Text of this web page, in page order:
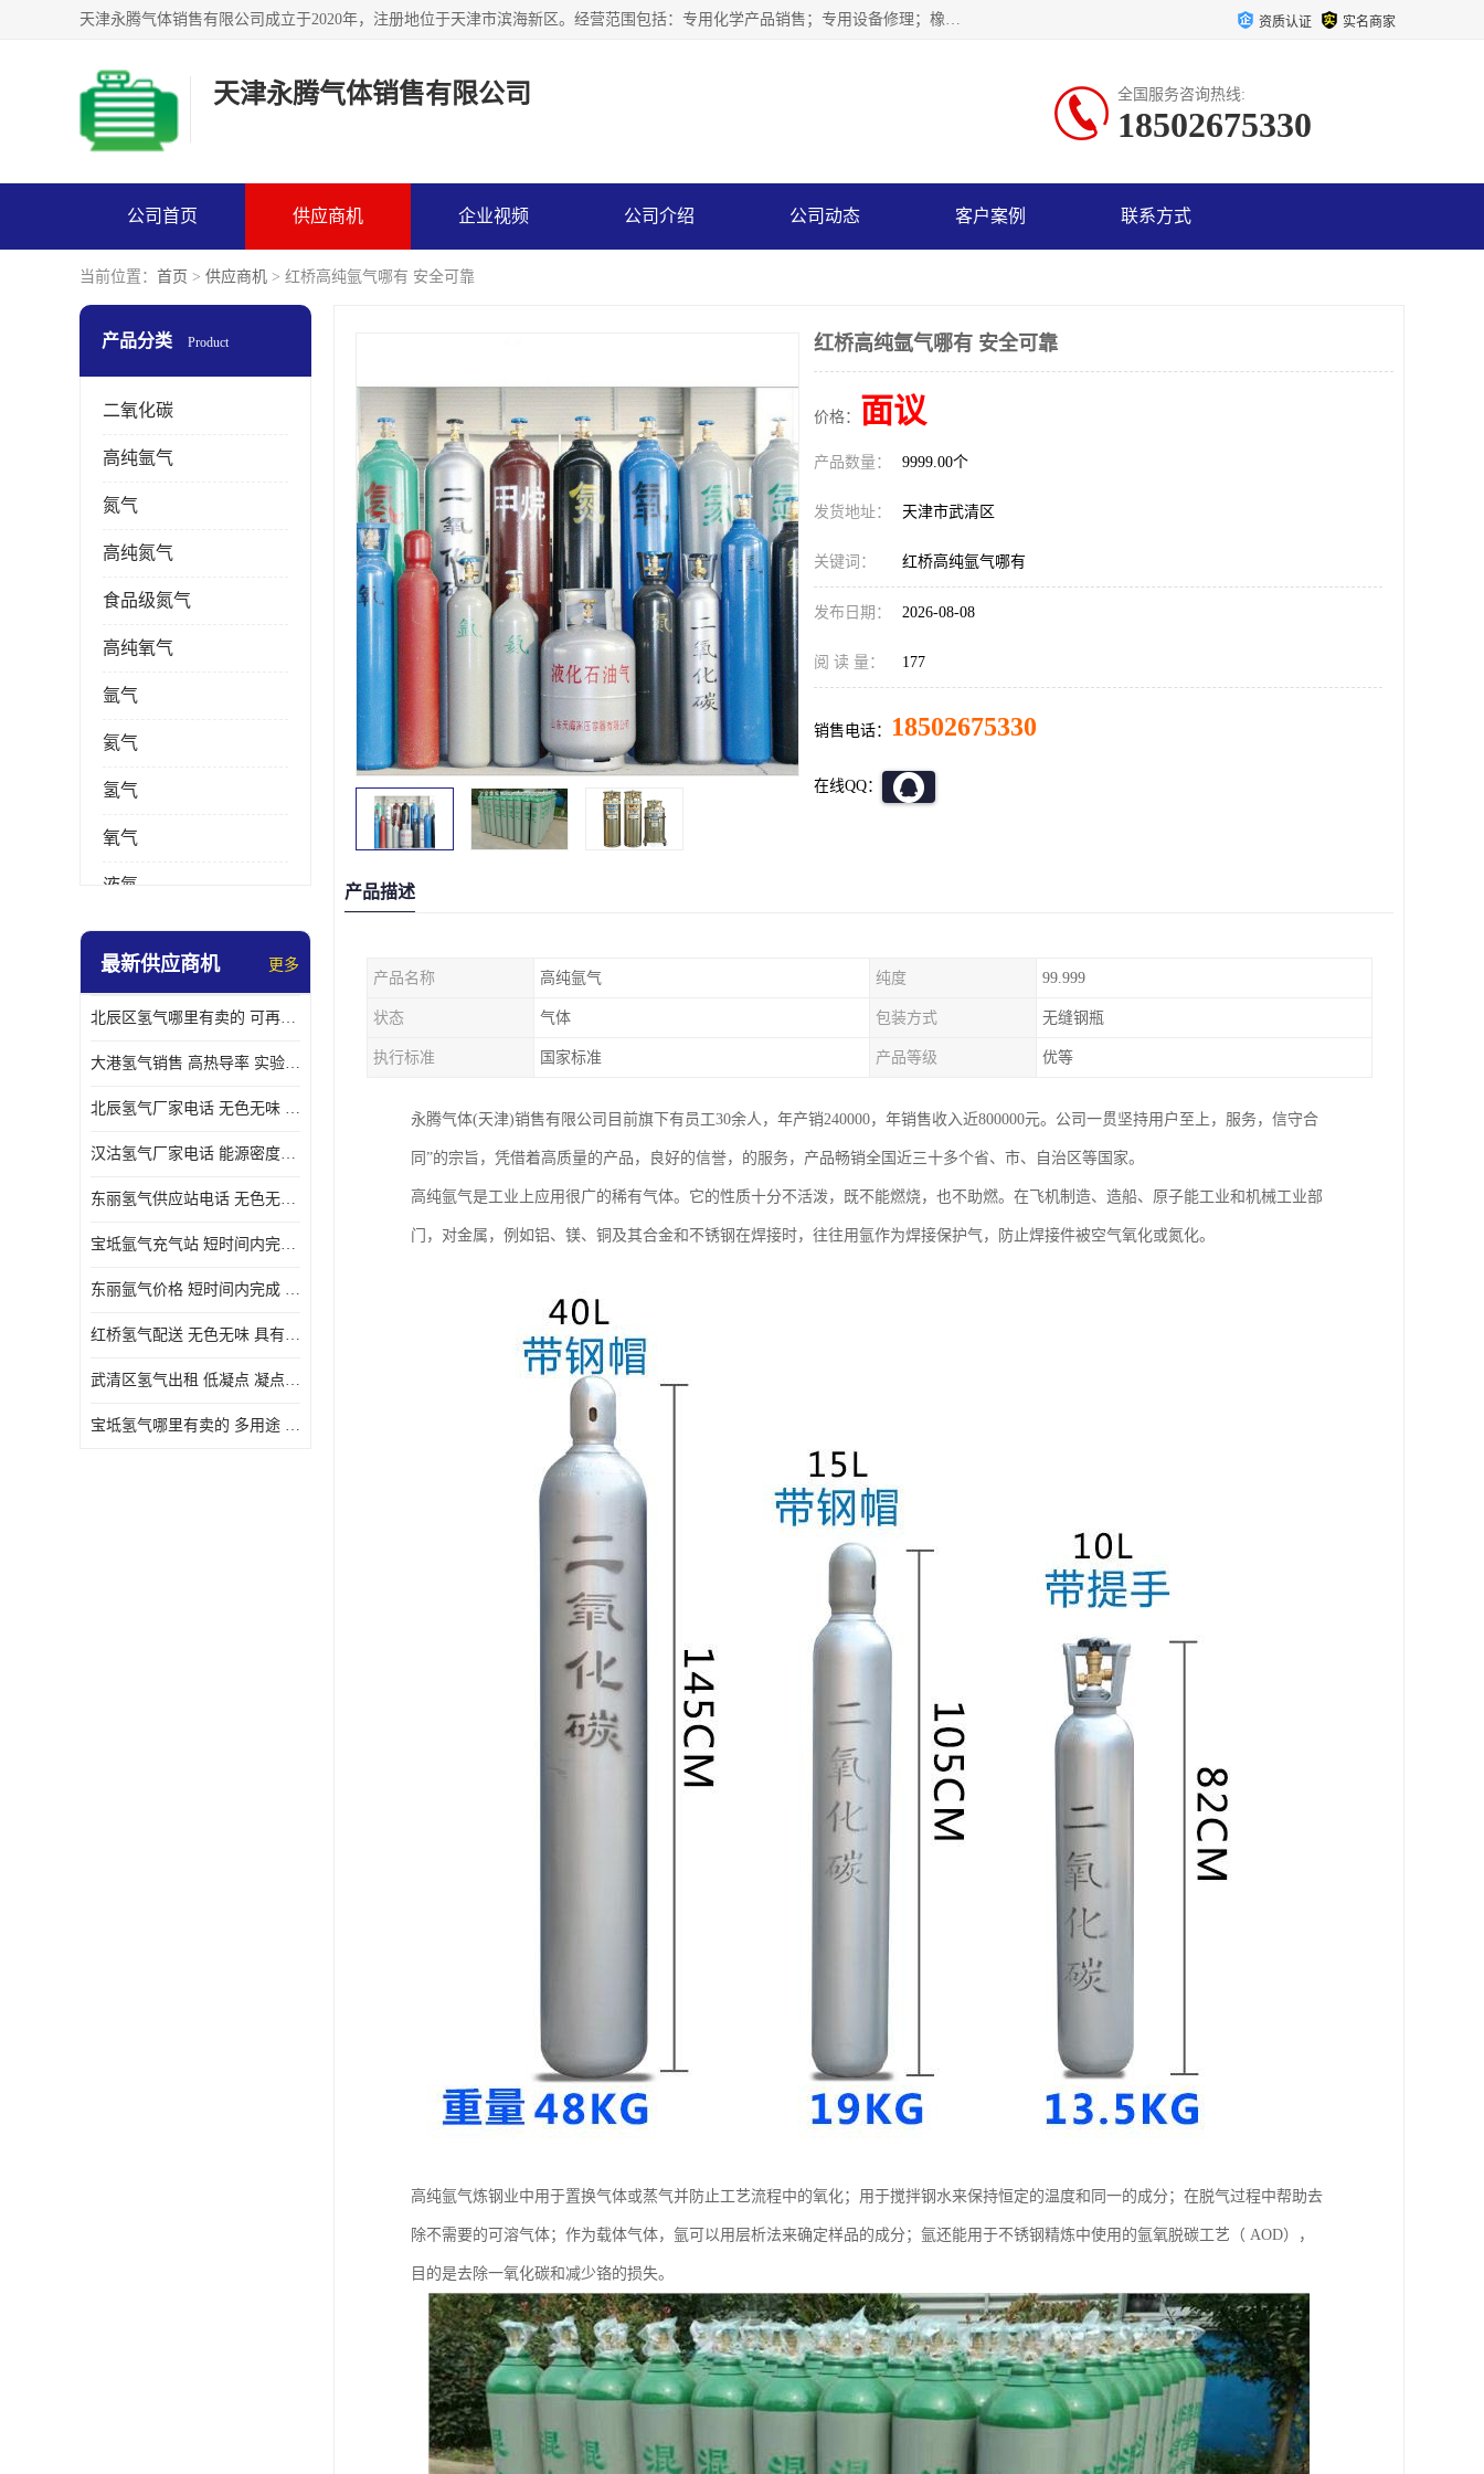
天津永腾气体销售有限公司成立于2020年，注册地位于天津市滨海新区。经营范围包括：专用化学产品销售；专用设备修理；橡胶制品销售；气体压缩机械销售；特种设备销售；仪器仪表销售；机械设备租赁；五金产品批发；食品添加剂销售等，主要供应：氧气、乙炔、氮气、氩气、氢气、氦气、液氨、液氮、一氧化碳、二氧化碳等，各种工业气体，高纯气体，食品级气体。 资质认证 实名商家
天津永腾气体销售有限公司 全国服务咨询热线:
18502675330
公司首页 供应商机 企业视频 公司介绍 公司动态 客户案例 联系方式
当前位置： 首页 > 供应商机 > 红桥高纯氩气哪有 安全可靠
产品分类 Product
二氧化碳
高纯氩气
氮气
高纯氮气
食品级氮气
高纯氧气
氩气
氦气
氢气
氧气
液氮
乙炔
最新供应商机 更多
北辰区氢气哪里有卖的 可再生 实验室应用
大港氢气销售 高热导率 实验室应用
北辰氢气厂家电话 无色无味 凝点为-259
汉沽氢气厂家电话 能源密度高 储存和传输便利
东丽氢气供应站电话 无色无味 储存和传输便利
宝坻氩气充气站 短时间内完成 人员经过培训
东丽氩气价格 短时间内完成 物流管理优良
红桥氢气配送 无色无味 具有较低的密度
武清区氢气出租 低凝点 凝点为-259
宝坻氢气哪里有卖的 多用途 可以在空气中上升
红桥高纯氩气哪有 安全可靠
价格： 面议
产品数量： 9999.00个
发货地址： 天津市武清区
关键词： 红桥高纯氩气哪有
发布日期： 2026-08-08
阅 读 量： 177
销售电话： 18502675330
在线QQ：
产品描述
产品名称 高纯氩气 纯度 99.999
状态 气体 包装方式 无缝钢瓶
执行标准 国家标准 产品等级 优等
永腾气体(天津)销售有限公司目前旗下有员工30余人，年产销240000，年销售收入近800000元。公司一贯坚持用户至上，服务，信守合
同”的宗旨，凭借着高质量的产品，良好的信誉，的服务，产品畅销全国近三十多个省、市、自治区等国家。
高纯氩气是工业上应用很广的稀有气体。它的性质十分不活泼，既不能燃烧，也不助燃。在飞机制造、造船、原子能工业和机械工业部
门，对金属，例如铝、镁、铜及其合金和不锈钢在焊接时，往往用氩作为焊接保护气，防止焊接件被空气氧化或氮化。
高纯氩气炼钢业中用于置换气体或蒸气并防止工艺流程中的氧化；用于搅拌钢水来保持恒定的温度和同一的成分；在脱气过程中帮助去
除不需要的可溶气体；作为载体气体，氩可以用层析法来确定样品的成分；氩还能用于不锈钢精炼中使用的氩氧脱碳工艺（ AOD），
目的是去除一氧化碳和减少铬的损失。